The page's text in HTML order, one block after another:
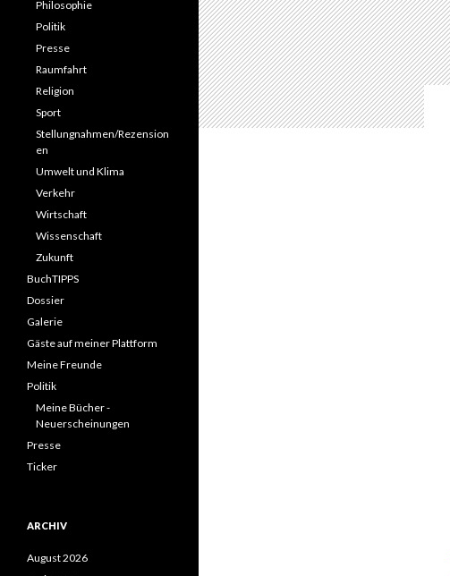
Philosophie
Politik
Presse
Raumfahrt
Religion
Sport
Stellungnahmen/Rezension
en
Umwelt und Klima
Verkehr
Wirtschaft
Wissenschaft
Zukunft
BuchTIPPS
Dossier
Galerie
Gäste auf meiner Plattform
Meine Freunde
Politik
Meine Bücher -
Neuerscheinungen
Presse
Ticker
ARCHIV
August 2026